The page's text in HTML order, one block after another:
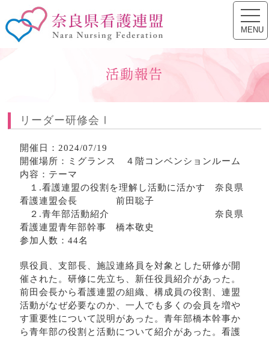
奈良県看護連盟
MENU
活動報告
リーダー研修会Ⅰ
開催日：2024/07/19
開催場所：ミグランス ４階コンベンションルーム
内容：テーマ
１.看護連盟の役割を理解し活動に活かす 奈良県
看護連盟会長 前田聡子
２.青年部活動紹介 奈良県
看護連盟青年部幹事 橋本敬史
参加人数：44名
県役員、支部長、施設連絡員を対象とした研修が開
催された。研修に先立ち、新任役員紹介があった。
前田会長から看護連盟の組織、構成員の役割、連盟
活動がなぜ必要なのか、一人でも多くの会員を増や
す重要性について説明があった。青年部橋本幹事か
ら青年部の役割と活動について紹介があった。看護